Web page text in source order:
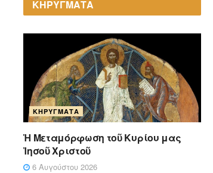
ΚΗΡΥΓΜΑΤΑ
ΚΗΡΎΓΜΑΤΑ
Ἡ Μεταμόρφωση τοῦ Κυρίου μας
Ἰησοῦ Χριστοῦ
6 Αυγούστου 2026